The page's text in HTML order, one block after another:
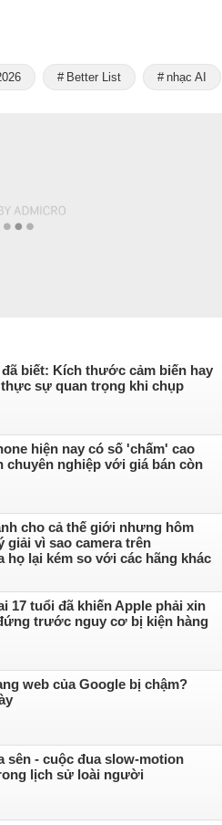
Better List nhạc AI
biết: Kích thước cảm biến hay
sự quan trọng khi chụp
hiện nay có số 'chấm' cao
chuyên nghiệp với giá bán còn
cho cả thế giới nhưng hôm
giải vì sao camera trên
họ lại kém so với các hãng khác
17 tuổi đã khiến Apple phải xin
trước nguy cơ bị kiện hàng
web của Google bị chậm?
sên - cuộc đua slow-motion
lịch sử loài người